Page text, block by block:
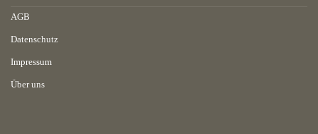
AGB
Datenschutz
Impressum
Über uns